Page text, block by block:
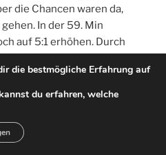
die Chancen waren da,
In der 59. Min
auf 5:1 erhöhen. Durch
noch mal zum Konter
noch das 5:2 hinnehmen.
wir noch zwei Hochkaräter
2 Tore machen müssen.
die bestmögliche Erfahrung auf
kannst du erfahren, welche